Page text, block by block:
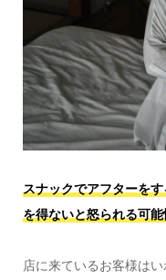
スナックでアフターを
を得ないと怒られる可能
店に来ているお客様は